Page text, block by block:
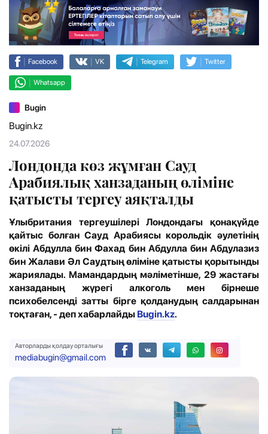
| Facebook | VK | Telegram | Twitter
| Whatsapp
Bugin
Bugin.kz
24.07.2026
Лондонда көз жұмған Сауд
Арабиялық ханзаданың өліміне
қатысты тергеу аяқталды
Ұлыбритания тергеушілері Лондондағы қонақүйде
қайтыс болған Сауд Арабиясы корольдік әулетінің
өкілі Абдулла бин Фахад бин Абдулла бин Абдулазиз
бин Жалави Әл Саудтың өліміне қатысты қорытынды
жариялады. Мамандардың мәліметінше, 29 жастағы
ханзаданың жүрегі алкоголь мен бірнеше
психобелсенді затты бірге қолданудың салдарынан
тоқтаған, - деп хабарлайды Bugin.kz.
Авторларды қолдау орталығы
mediabugin@gmail.com